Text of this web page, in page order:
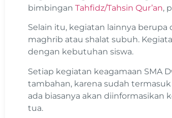
bimbingan Tahfidz/Tahsin Qur’an,
Selain itu, kegiatan lainnya
maghrib atau shalat subuh.
dengan kebutuhan siswa.
Setiap kegiatan keagamaan SMA
tambahan, karena sudah
ada biasanya akan diinformasikan
tua.